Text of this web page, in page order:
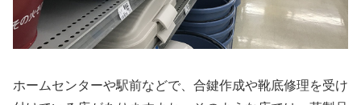
ホームセンターや駅前などで、合鍵作成や靴底修理を受け